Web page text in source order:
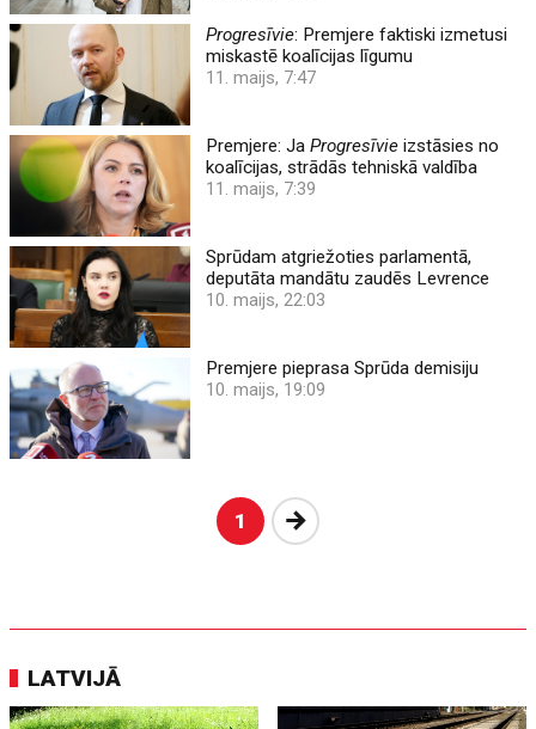
Progresīvie: Premjere faktiski izmetusi
miskastē koalīcijas līgumu
11. maijs, 7:47
Premjere: JaProgresīvie izstāsies no
koalīcijas, strādās tehniskā valdība
11. maijs, 7:39
Sprūdam atgriežoties parlamentā,
deputāta mandātu zaudēs Levrence
10. maijs, 22:03
Premjere pieprasa Sprūda demisiju
10. maijs, 19:09
1 Nākošā
LATVIJĀ